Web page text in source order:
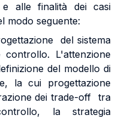
alle finalità dei casi
modo seguente:
del sistema
controllo. L'attenzione
del modello di
la cui progettazione
dei trade-off tra
la strategia